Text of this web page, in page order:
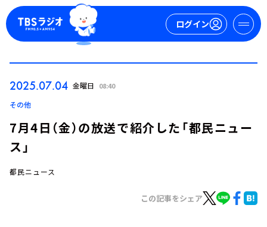
ログイン
2025.07.04 金曜日 08:40
その他
7月4日（金）の放送で紹介した「都民ニュー
ス」
都民ニュース
この記事をシェア